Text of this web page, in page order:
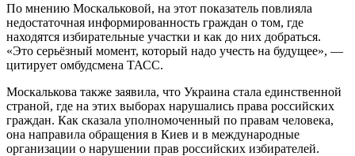
По мнению Москальковой, на этот показатель повлияла
недостаточная информированность граждан о том, где
находятся избирательные участки и как до них добраться.
«Это серьёзный момент, который надо учесть на будущее», —
цитирует омбудсмена ТАСС.
Москалькова также заявила, что Украина стала единственной
страной, где на этих выборах нарушались права российских
граждан. Как сказала уполномоченный по правам человека,
она направила обращения в Киев и в международные
организации о нарушении прав российских избирателей.